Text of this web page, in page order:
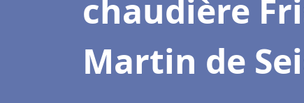
chaudière
Martin de